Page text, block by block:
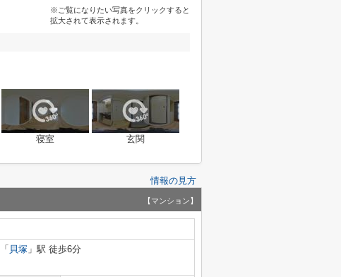
※ご覧になりたい写真をクリックすると
拡大されて表示されます。
寝室 玄関
情報の見方
【マンション】
「 貝塚 」駅 徒歩6分